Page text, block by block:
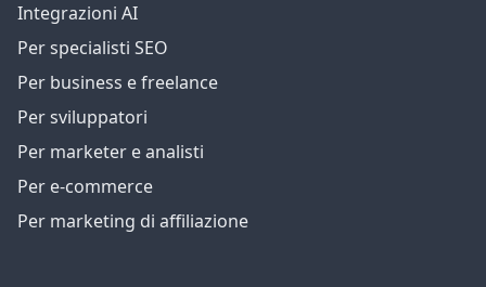
Integrazioni AI
Per specialisti SEO
Per business e freelance
Per sviluppatori
Per marketer e analisti
Per e-commerce
Per marketing di affiliazione